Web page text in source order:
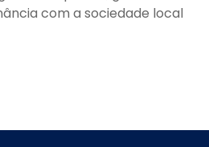
com a sociedade local